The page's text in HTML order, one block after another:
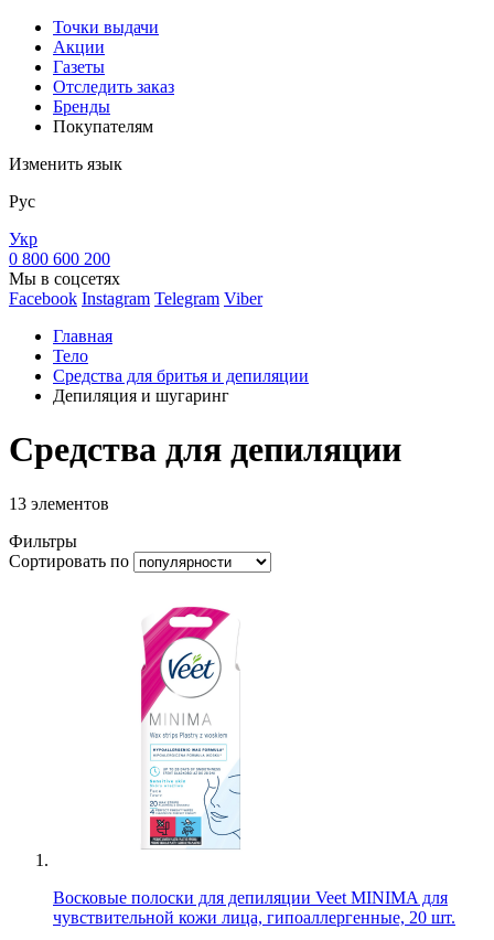
Точки выдачи
Акции
Газеты
Отследить заказ
Бренды
Покупателям
Изменить язык
Рус
Укр
0 800 600 200
Мы в соцсетях
Facebook Instagram Telegram Viber
Главная
Тело
Средства для бритья и депиляции
Депиляция и шугаринг
Средства для депиляции
13 элементов
Фильтры
Сортировать по
Восковые полоски для депиляции Veet MINIMA для
чувствительной кожи лица, гипоаллергенные, 20 шт.